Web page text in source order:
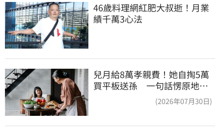
46歲料理網紅肥大叔逝！月業
績千萬3心法
兒月給8萬孝親費！她自掏5萬
買平板送孫 一句話愣原地
(2026年07月30日)